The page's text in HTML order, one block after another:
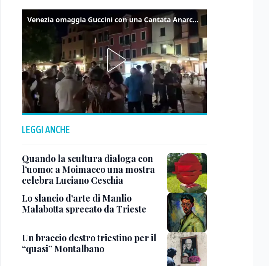
Venezia omaggia Guccini con una Cantata Anarchica in campo Santa Margherita
LEGGI ANCHE
Quando la scultura dialoga con
l’uomo: a Moimacco una mostra
celebra Luciano Ceschia
Lo slancio d’arte di Manlio
Malabotta sprecato da Trieste
Un braccio destro triestino per il
“quasi” Montalbano